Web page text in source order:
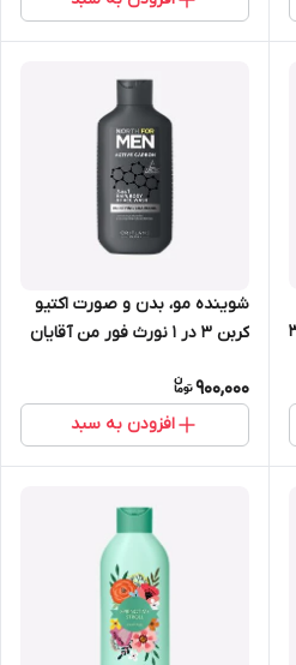
شوینده مو، بدن و صورت اکتیو
کربن 3 در 1 نورث فور من آقایان
900,000
افزودن به سبد